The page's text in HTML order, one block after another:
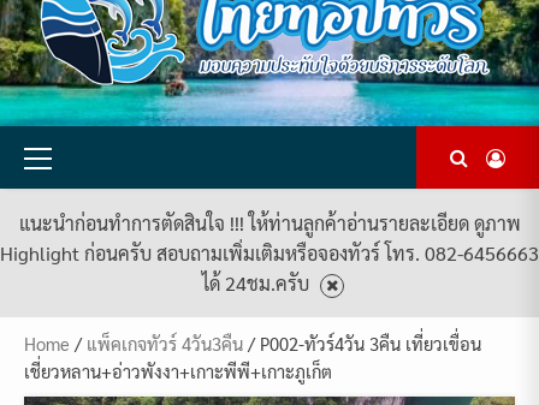
ทั้งหมด
ไทย
ท็อป
ทัวร์
Primary
แนะนำก่อนทำการตัดสินใจ !!! ให้ท่านลูกค้าอ่านรายละเอียด ดูภาพ
Highlight ก่อนครับ สอบถามเพิ่มเติมหรือจองทัวร์ โทร. 082-6456663
ได้ 24ชม.ครับ
Home / แพ็คเกจทัวร์ 4วัน3คืน / P002-ทัวร์4วัน 3คืน เที่ยวเขื่อน
เชี่ยวหลาน+อ่าวพังงา+เกาะพีพี+เกาะภูเก็ต